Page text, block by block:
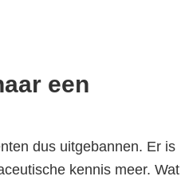
een
dus uitgebannen. Er is
kennis meer. Wat